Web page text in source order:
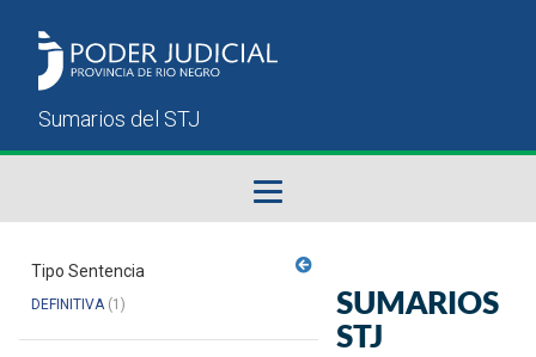
Sumarios del STJ
Tipo Sentencia
DEFINITIVA(1)
SUMARIOS
STJ